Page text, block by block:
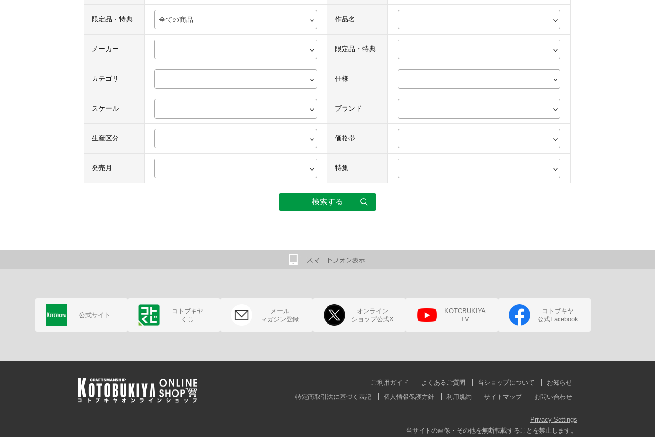
限定品・特典 全ての商品 作品名
メーカー 限定品・特典
カテゴリ 仕様
スケール ブランド
生産区分 価格帯
発売月 特集
公式サイト
コトブキヤ
くじ
メール
マガジン登録
オンライン
ショップ公式X
KOTOBUKIYA
TV
コトブキヤ
公式Facebook
ご利用ガイド よくあるご質問 当ショップについて
お知らせ
特定商取引法に基づく表記
個人情報保護方針 利用規約 サイトマップ お問い合わせ
Privacy Settings
当サイトの画像・その他を無断転載することを禁止します。